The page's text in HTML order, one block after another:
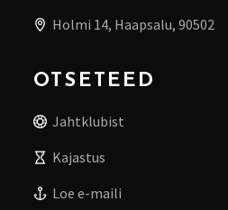
Holmi 14, Haapsalu, 90502
OTSETEED
Jahtklubist
Kajastus
Loe e-maili